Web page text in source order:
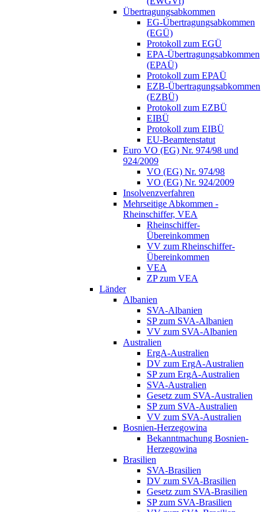
Übertragungsabkommen
EG-Übertragungsabkommen
(EGÜ)
Protokoll zum EGÜ
EPA-Übertragungsabkommen
(EPAÜ)
Protokoll zum EPAÜ
EZB-Übertragungsabkommen
(EZBÜ)
Protokoll zum EZBÜ
EIBÜ
Protokoll zum EIBÜ
EU-Beamtenstatut
Euro VO (EG) Nr. 974/98 und
924/2009
VO (EG) Nr. 974/98
VO (EG) Nr. 924/2009
Insolvenzverfahren
Mehrseitige Abkommen -
Rheinschiffer, VEA
Rheinschiffer-
Übereinkommen
VV zum Rheinschiffer-
Übereinkommen
VEA
ZP zum VEA
Länder
Albanien
SVA-Albanien
SP zum SVA-Albanien
VV zum SVA-Albanien
Australien
ErgA-Australien
DV zum ErgA-Australien
SP zum ErgA-Australien
SVA-Australien
Gesetz zum SVA-Australien
SP zum SVA-Australien
VV zum SVA-Australien
Bosnien-Herzegowina
Bekanntmachung Bosnien-
Herzegowina
Brasilien
SVA-Brasilien
DV zum SVA-Brasilien
Gesetz zum SVA-Brasilien
SP zum SVA-Brasilien